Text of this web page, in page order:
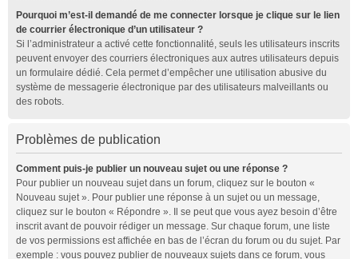
Pourquoi m’est-il demandé de me connecter lorsque je clique sur le lien
de courrier électronique d’un utilisateur ?
Si l’administrateur a activé cette fonctionnalité, seuls les utilisateurs inscrits
peuvent envoyer des courriers électroniques aux autres utilisateurs depuis
un formulaire dédié. Cela permet d’empêcher une utilisation abusive du
système de messagerie électronique par des utilisateurs malveillants ou
des robots.
Problèmes de publication
Comment puis-je publier un nouveau sujet ou une réponse ?
Pour publier un nouveau sujet dans un forum, cliquez sur le bouton «
Nouveau sujet ». Pour publier une réponse à un sujet ou un message,
cliquez sur le bouton « Répondre ». Il se peut que vous ayez besoin d’être
inscrit avant de pouvoir rédiger un message. Sur chaque forum, une liste
de vos permissions est affichée en bas de l’écran du forum ou du sujet. Par
exemple : vous pouvez publier de nouveaux sujets dans ce forum, vous